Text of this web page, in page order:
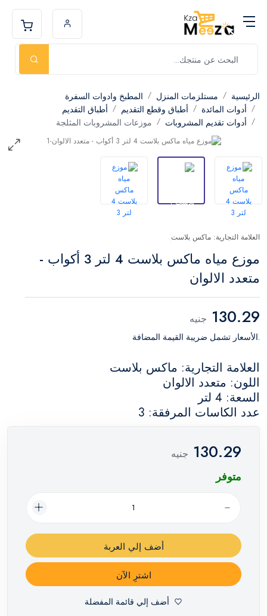
الرئيسية مستلزمات المنزل
المطبخ وادوات السفرة
أدوات المائدة
أطباق وقطع التقديم
أطباق التقديم
أدوات تقديم المشروبات
موزعات المشروبات المثلجة
العلامة التجارية: ماكس بلاست
موزع مياه ماكس بلاست 4 لتر 3 أكواب -
متعدد الالوان
130.29 جنيه
.الأسعار تشمل ضريبة القيمة المضافة
العلامة التجارية: ماكس بلاست
اللون: متعدد الالوان
السعة: 4 لتر
عدد الكاسات المرفقة: 3
130.29 جنيه
متوفر
أضف إلي العربة
اشترِ الآن
أضف إلي قائمة المفضلة